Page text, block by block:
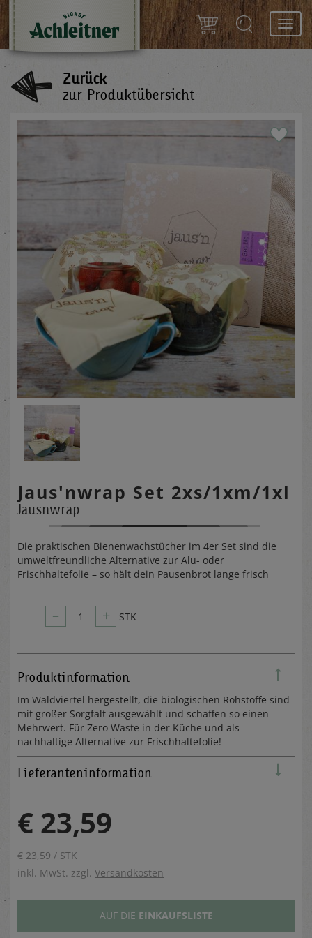
Zurück
zur Produktübersicht
Jaus'nwrap Set 2xs/1xm/1xl
Jausnwrap
Die praktischen Bienenwachstücher im 4er Set sind die
umweltfreundliche Alternative zur Alu- oder
Frischhaltefolie – so hält dein Pausenbrot lange frisch
– 1 + STK
Produktinformation
Im Waldviertel hergestellt, die biologischen Rohstoffe sind
mit großer Sorgfalt ausgewählt und schaffen so einen
Mehrwert. Für Zero Waste in der Küche und als
nachhaltige Alternative zur Frischhaltefolie!
Lieferanteninformation
€ 23,59
€ 23,59 / STK
inkl. MwSt. zzgl. Versandkosten
AUF DIE EINKAUFSLISTE